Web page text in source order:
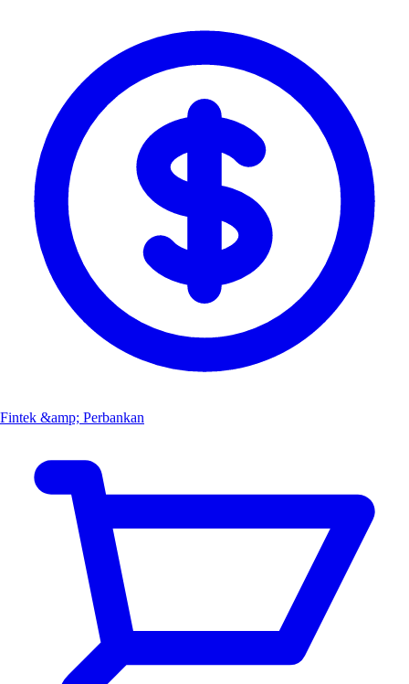
Fintek &amp; Perbankan